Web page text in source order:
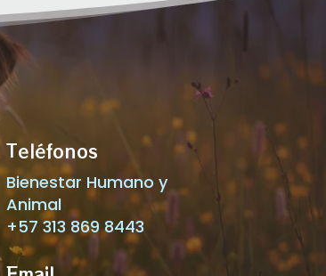
Teléfonos
Bienestar Humano y
Animal
+57 313 869 8443